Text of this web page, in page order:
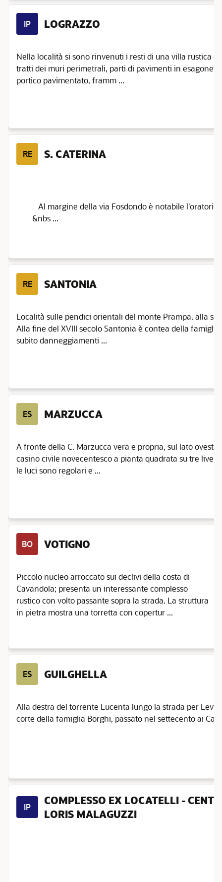
IP LOGRAZZO
Nella località si sono rinvenuti i resti di una villa rustica
tratti dei muri perimetrali, parti di pavimenti in
portico pavimentato, framm ...
RE S. CATERINA
Al margine della via Fosdondo è notabile l'oratorio
&nbs ...
RE SANTONIA
Località sulle pendici orientali del monte Prampa, alla
Alla fine del XVIII secolo Santonia è contea della famiglia
subito danneggiamenti ...
ES MARZUCCA
A fronte della C. Marzucca vera e propria, sul lato ovest
casino civile novecentesco a pianta quadrata su tre
le luci sono regolari e ...
BO VOTIGNO
Piccolo nucleo arroccato sui declivi della costa di
Cavandola; presenta un interessante complesso
rustico con volto passante sopra la strada. La struttura
in pietra mostra una torretta con copertur ...
ES GUILGHELLA
Alla destra del torrente Lucenta lungo la strada per
corte della famiglia Borghi, passato nel settecento ai
IP
COMPLESSO EX LOCATELLI -
LORIS MALAGUZZI